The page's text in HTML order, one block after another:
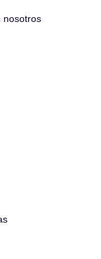
nosotros